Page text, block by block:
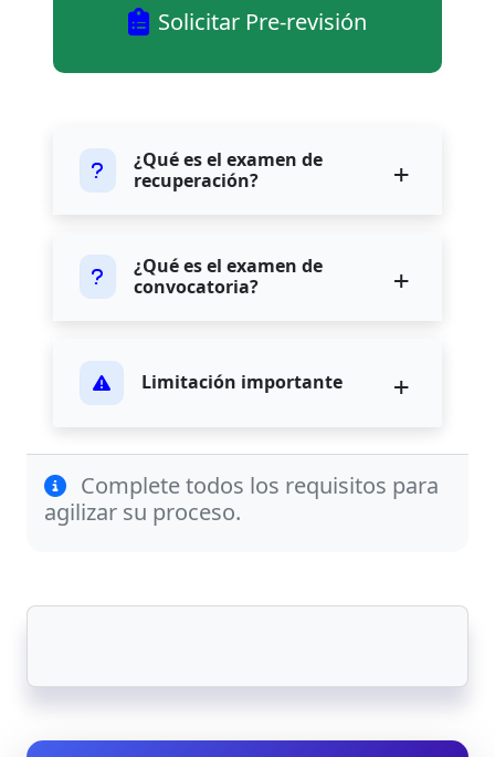
Solicitar Pre-revisión
¿Qué es el examen de
recuperación?
¿Qué es el examen de
convocatoria?
Limitación importante
Complete todos los requisitos para
agilizar su proceso.